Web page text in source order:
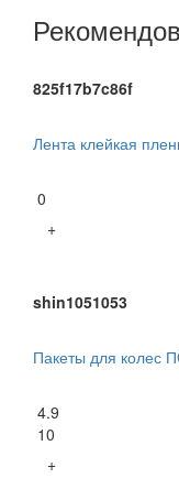
825f17b7c86f
Лента клейкая
0
+
shin1051053
Пакеты для колес
4.9
10
+